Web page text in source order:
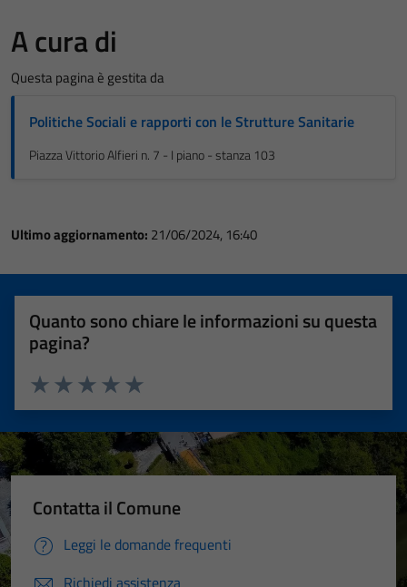
A cura di
Questa pagina è gestita da
Politiche Sociali e rapporti con le Strutture Sanitarie
Piazza Vittorio Alfieri n. 7 - I piano - stanza 103
Ultimo aggiornamento: 21/06/2024, 16:40
Quanto sono chiare le informazioni su questa
pagina?
Valuta 5 stelle su 5
Valuta 4 stelle su 5
Valuta 3 stelle su 5
Valuta 2 stelle su 5
Valuta 1 stelle su 5
Contatta il Comune
Leggi le domande frequenti
Richiedi assistenza